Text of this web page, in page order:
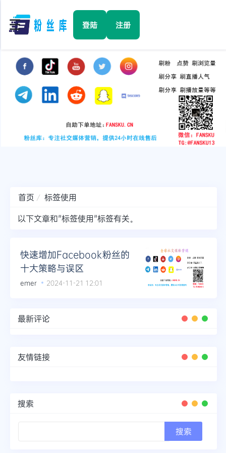
☰ 登陆 注册
Facebook
TikTok
YouTube
Telegram
更多
首页
标签使用
以下文章和"标签使用"标签有关。
快速增加Facebook粉丝的
十大策略与误区
emer 2024-11-21 12:01
最新评论
友情链接
搜索